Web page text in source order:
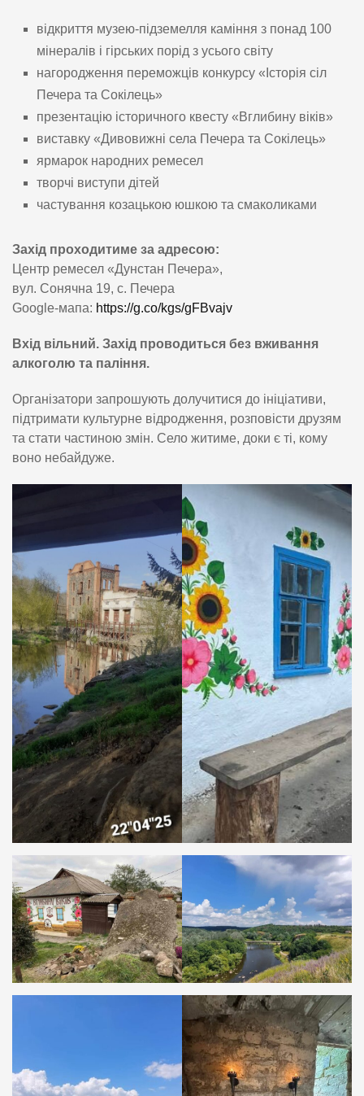
відкриття музею-підземелля каміння з понад 100
мінералів і гірських порід з усього світу
нагородження переможців конкурсу «Історія сіл
Печера та Сокілець»
презентацію історичного квесту «Вглибину віків»
виставку «Дивовижні села Печера та Сокілець»
ярмарок народних ремесел
творчі виступи дітей
частування козацькою юшкою та смаколиками
Захід проходитиме за адресою:
Центр ремесел «Дунстан Печера»,
вул. Сонячна 19, с. Печера
Google-мапа: https://g.co/kgs/gFBvajv
Вхід вільний. Захід проводиться без вживання
алкоголю та паління.
Організатори запрошують долучитися до ініціативи,
підтримати культурне відродження, розповісти друзям
та стати частиною змін. Село житиме, доки є ті, кому
воно небайдуже.